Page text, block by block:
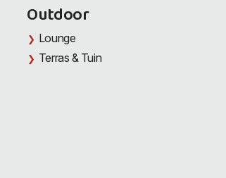
Outdoor
Lounge
Terras & Tuin